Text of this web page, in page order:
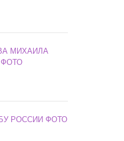
МИХАИЛА
РОССИИ ФОТО